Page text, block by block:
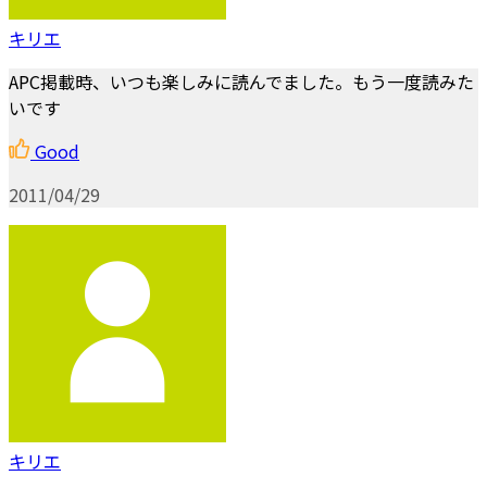
キリエ
APC掲載時、いつも楽しみに読んでました。もう一度読みた
いです
Good
2011/04/29
キリエ